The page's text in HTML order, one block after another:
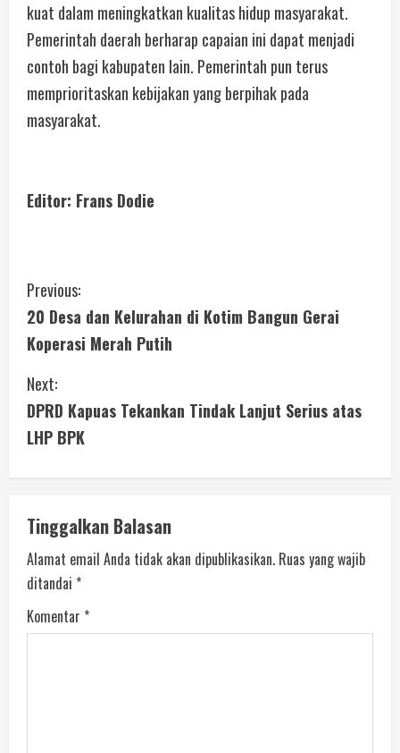
kuat dalam meningkatkan kualitas hidup masyarakat.
Pemerintah daerah berharap capaian ini dapat menjadi
contoh bagi kabupaten lain. Pemerintah pun terus
memprioritaskan kebijakan yang berpihak pada
masyarakat.
Editor: Frans Dodie
Previous:
20 Desa dan Kelurahan di Kotim Bangun Gerai
Koperasi Merah Putih
Next:
DPRD Kapuas Tekankan Tindak Lanjut Serius atas
LHP BPK
Tinggalkan Balasan
Alamat email Anda tidak akan dipublikasikan. Ruas yang wajib
ditandai *
Komentar *